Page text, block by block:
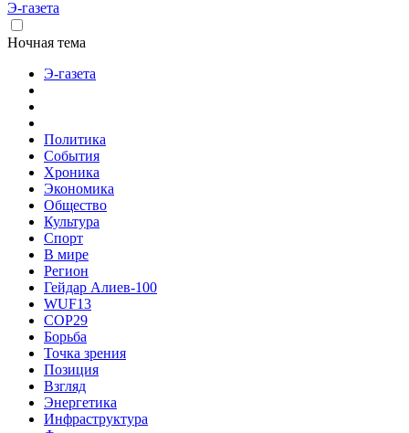
Э-газета
Ночная тема
Э-газета
Политика
События
Хроника
Экономика
Общество
Культура
Спорт
В мире
Регион
Гейдар Алиев-100
WUF13
COP29
Борьба
Точка зрения
Позиция
Взгляд
Энергетика
Инфраструктура